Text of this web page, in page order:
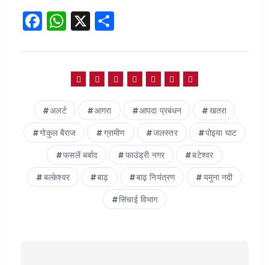
F
c
b
o
o
k
W
a
ts
A
p
p
X
a
re
अलर्ट आगरा आपदा प्रबंधन खतरा
गोकुल बैराज ग्रामीण जलस्तर पोइया घाट
फसलें बर्बाद फाउंड्री नगर बटेश्वर
बल्केश्वर बाढ़ बाढ़ नियंत्रण यमुना नदी
सिंचाई विभाग